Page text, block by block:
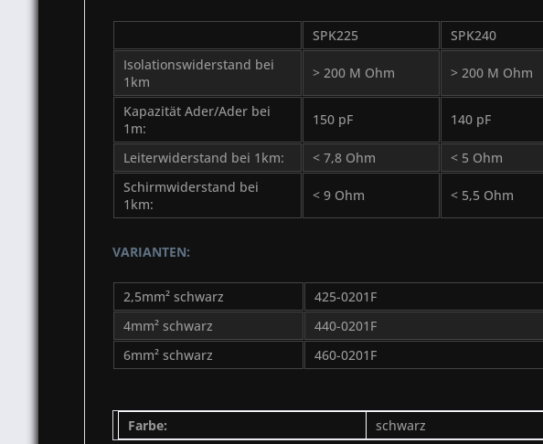
SPK225 SPK240
Isolationswiderstand bei
1km
> 200 M Ohm > 200 M Ohm
Kapazität Ader/Ader bei
1m:
150 pF 140 pF
Leiterwiderstand bei 1km: < 7,8 Ohm < 5 Ohm
Schirmwiderstand bei
1km:
< 9 Ohm < 5,5 Ohm
VARIANTEN:
2,5mm² schwarz
425-0201F
4mm² schwarz
440-0201F
6mm² schwarz
460-0201F
Farbe: schwarz